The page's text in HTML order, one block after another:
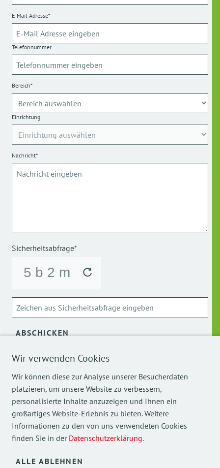
Wir verwenden Cookies
Wir können diese zur Analyse unserer Besucherdaten
platzieren, um unsere Website zu verbessern,
personalisierte Inhalte anzuzeigen und Ihnen ein
großartiges Website-Erlebnis zu bieten. Weitere
Informationen zu den von uns verwendeten Cookies
finden Sie in der Datenschutzerklärung.
ALLE ABLEHNEN
E-Mail Adresse*
Telefonnummer
Bereich*
Einrichtung
Nachricht*
Sicherheitsabfrage*
ABSCHICKEN
Über die Verarbeitung meiner personenbezogenen Daten
Mehr Einblicke in unsere Arbeit finden Sie auch auf
unseren Social Media Kanälen.